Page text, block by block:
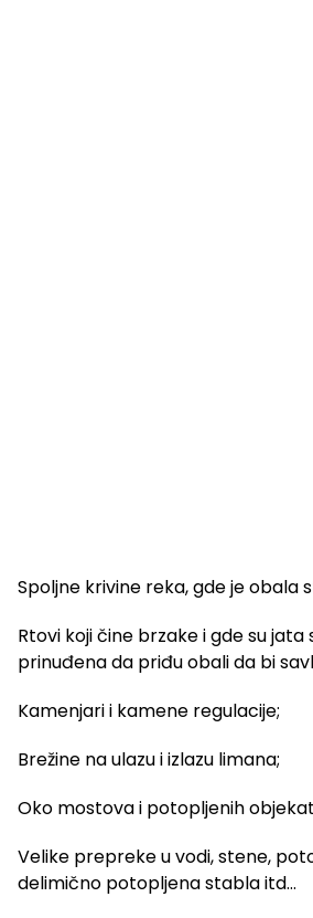
Spoljne krivine reka, gde je obala
Rtovi koji čine brzake i gde su jata
prinuđena da priđu obali da bi
Kamenjari i kamene regulacije;
Brežine na ulazu i izlazu limana;
Oko mostova i potopljenih
Velike prepreke u vodi, stene,
delimično potopljena stabla itd…